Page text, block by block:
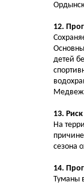
12.
детей
13.
На
сезона
14.
Туманы